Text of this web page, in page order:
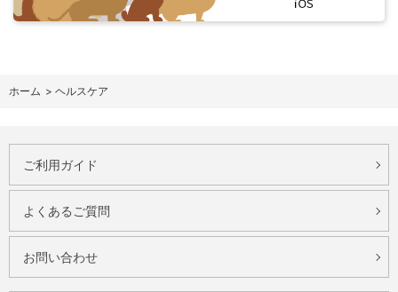
ホーム > ヘルスケア
ご利用ガイド
よくあるご質問
お問い合わせ